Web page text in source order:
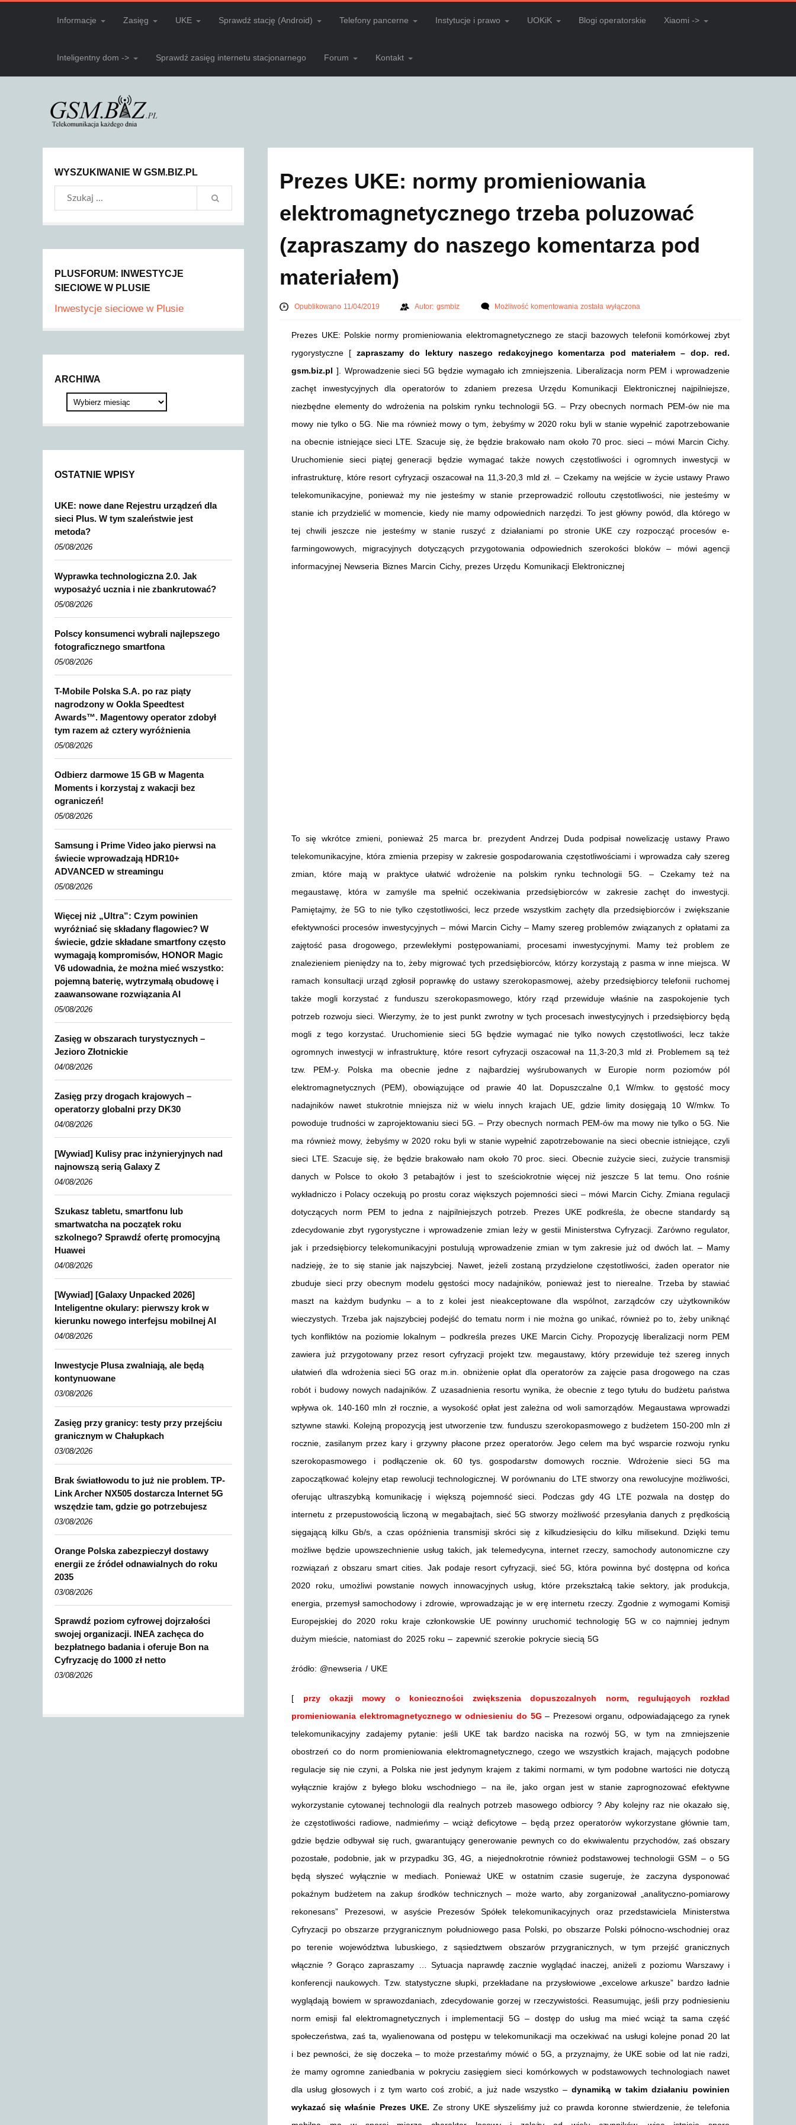
Informacje Zasięg UKE Sprawdź stację (Android) Telefony pancerne Instytucje i prawo UOKiK Blogi operatorskie Xiaomi ->
Inteligentny dom -> Sprawdź zasięg internetu stacjonarnego Forum Kontakt
Prezes UKE: normy promieniowania
elektromagnetycznego trzeba poluzować
(zapraszamy do naszego komentarza pod
materiałem)
Opublikowano 11/04/2019 Autor: gsmbiz Możliwość komentowaniazostała wyłączona
Prezes UKE: Polskie normy promieniowania elektromagnetycznego ze stacji bazowych telefonii komórkowej zbyt
rygorystyczne [ zapraszamy do lektury naszego redakcyjnego komentarza pod materiałem – dop. red.
gsm.biz.pl ]. Wprowadzenie sieci 5G będzie wymagało ich zmniejszenia. Liberalizacja norm PEM i wprowadzenie
zachęt inwestycyjnych dla operatorów to zdaniem prezesa Urzędu Komunikacji Elektronicznej najpilniejsze,
niezbędne elementy do wdrożenia na polskim rynku technologii 5G. – Przy obecnych normach PEM-ów nie ma
mowy nie tylko o 5G. Nie ma również mowy o tym, żebyśmy w 2020 roku byli w stanie wypełnić zapotrzebowanie
na obecnie istniejące sieci LTE. Szacuje się, że będzie brakowało nam około 70 proc. sieci – mówi Marcin Cichy.
Uruchomienie sieci piątej generacji będzie wymagać także nowych częstotliwości i ogromnych inwestycji w
infrastrukturę, które resort cyfryzacji oszacował na 11,3-20,3 mld zł. – Czekamy na wejście w życie ustawy Prawo
telekomunikacyjne, ponieważ my nie jesteśmy w stanie przeprowadzić rolloutu częstotliwości, nie jesteśmy w
stanie ich przydzielić w momencie, kiedy nie mamy odpowiednich narzędzi. To jest główny powód, dla którego w
tej chwili jeszcze nie jesteśmy w stanie ruszyć z działaniami po stronie UKE czy rozpocząć procesów e-
farmingowowych, migracyjnych dotyczących przygotowania odpowiednich szerokości bloków – mówi agencji
informacyjnej Newseria Biznes Marcin Cichy, prezes Urzędu Komunikacji Elektronicznej
To się wkrótce zmieni, ponieważ 25 marca br. prezydent Andrzej Duda podpisał nowelizację ustawy Prawo
telekomunikacyjne, która zmienia przepisy w zakresie gospodarowania częstotliwościami i wprowadza cały szereg
zmian, które mają w praktyce ułatwić wdrożenie na polskim rynku technologii 5G. – Czekamy też na
megaustawę, która w zamyśle ma spełnić oczekiwania przedsiębiorców w zakresie zachęt do inwestycji.
Pamiętajmy, że 5G to nie tylko częstotliwości, lecz przede wszystkim zachęty dla przedsiębiorców i zwiększanie
efektywności procesów inwestycyjnych – mówi Marcin Cichy – Mamy szereg problemów związanych z opłatami za
zajętość pasa drogowego, przewlekłymi postępowaniami, procesami inwestycyjnymi. Mamy też problem ze
znalezieniem pieniędzy na to, żeby migrować tych przedsiębiorców, którzy korzystają z pasma w inne miejsca. W
ramach konsultacji urząd zgłosił poprawkę do ustawy szerokopasmowej, ażeby przedsiębiorcy telefonii ruchomej
także mogli korzystać z funduszu szerokopasmowego, który rząd przewiduje właśnie na zaspokojenie tych
potrzeb rozwoju sieci. Wierzymy, że to jest punkt zwrotny w tych procesach inwestycyjnych i przedsiębiorcy będą
mogli z tego korzystać. Uruchomienie sieci 5G będzie wymagać nie tylko nowych częstotliwości, lecz także
ogromnych inwestycji w infrastrukturę, które resort cyfryzacji oszacował na 11,3-20,3 mld zł. Problemem są też
tzw. PEM-y. Polska ma obecnie jedne z najbardziej wyśrubowanych w Europie norm poziomów pól
elektromagnetycznych (PEM), obowiązujące od prawie 40 lat. Dopuszczalne 0,1 W/mkw. to gęstość mocy
nadajników nawet stukrotnie mniejsza niż w wielu innych krajach UE, gdzie limity dosięgają 10 W/mkw. To
powoduje trudności w zaprojektowaniu sieci 5G. – Przy obecnych normach PEM-ów ma mowy nie tylko o 5G. Nie
ma również mowy, żebyśmy w 2020 roku byli w stanie wypełnić zapotrzebowanie na sieci obecnie istniejące, czyli
sieci LTE. Szacuje się, że będzie brakowało nam około 70 proc. sieci. Obecnie zużycie sieci, zużycie transmisji
danych w Polsce to około 3 petabajtów i jest to sześciokrotnie więcej niż jeszcze 5 lat temu. Ono rośnie
wykładniczo i Polacy oczekują po prostu coraz większych pojemności sieci – mówi Marcin Cichy. Zmiana regulacji
dotyczących norm PEM to jedna z najpilniejszych potrzeb. Prezes UKE podkreśla, że obecne standardy są
zdecydowanie zbyt rygorystyczne i wprowadzenie zmian leży w gestii Ministerstwa Cyfryzacji. Zarówno regulator,
jak i przedsiębiorcy telekomunikacyjni postulują wprowadzenie zmian w tym zakresie już od dwóch lat. – Mamy
nadzieję, że to się stanie jak najszybciej. Nawet, jeżeli zostaną przydzielone częstotliwości, żaden operator nie
zbuduje sieci przy obecnym modelu gęstości mocy nadajników, ponieważ jest to nierealne. Trzeba by stawiać
maszt na każdym budynku – a to z kolei jest nieakceptowane dla wspólnot, zarządców czy użytkowników
wieczystych. Trzeba jak najszybciej podejść do tematu norm i nie można go unikać, również po to, żeby uniknąć
tych konfliktów na poziomie lokalnym – podkreśla prezes UKE Marcin Cichy. Propozycję liberalizacji norm PEM
zawiera już przygotowany przez resort cyfryzacji projekt tzw. megaustawy, który przewiduje też szereg innych
ułatwień dla wdrożenia sieci 5G oraz m.in. obniżenie opłat dla operatorów za zajęcie pasa drogowego na czas
robót i budowy nowych nadajników. Z uzasadnienia resortu wynika, że obecnie z tego tytułu do budżetu państwa
wpływa ok. 140-160 mln zł rocznie, a wysokość opłat jest zależna od woli samorządów. Megaustawa wprowadzi
sztywne stawki. Kolejną propozycją jest utworzenie tzw. funduszu szerokopasmowego z budżetem 150-200 mln zł
rocznie, zasilanym przez kary i grzywny płacone przez operatorów. Jego celem ma być wsparcie rozwoju rynku
szerokopasmowego i podłączenie ok. 60 tys. gospodarstw domowych rocznie. Wdrożenie sieci 5G ma
zapoczątkować kolejny etap rewolucji technologicznej. W porównaniu do LTE stworzy ona rewolucyjne możliwości,
oferując ultraszybką komunikację i większą pojemność sieci. Podczas gdy 4G LTE pozwala na dostęp do
internetu z przepustowością liczoną w megabajtach, sieć 5G stworzy możliwość przesyłania danych z prędkością
sięgającą kilku Gb/s, a czas opóźnienia transmisji skróci się z kilkudziesięciu do kilku milisekund. Dzięki temu
możliwe będzie upowszechnienie usług takich, jak telemedycyna, internet rzeczy, samochody autonomiczne czy
rozwiązań z obszaru smart cities. Jak podaje resort cyfryzacji, sieć 5G, która powinna być dostępna od końca
2020 roku, umożliwi powstanie nowych innowacyjnych usług, które przekształcą takie sektory, jak produkcja,
energia, przemysł samochodowy i zdrowie, wprowadzając je w erę internetu rzeczy. Zgodnie z wymogami Komisji
Europejskiej do 2020 roku kraje członkowskie UE powinny uruchomić technologię 5G w co najmniej jednym
dużym mieście, natomiast do 2025 roku – zapewnić szerokie pokrycie siecią 5G
źródło: @newseria / UKE
[ przy okazji mowy o konieczności zwiększenia dopuszczalnych norm, regulujących rozkład
promieniowania elektromagnetycznego w odniesieniu do 5G – Prezesowi organu, odpowiadającego za rynek
telekomunikacyjny zadajemy pytanie: jeśli UKE tak bardzo naciska na rozwój 5G, w tym na zmniejszenie
obostrzeń co do norm promieniowania elektromagnetycznego, czego we wszystkich krajach, mających podobne
regulacje się nie czyni, a Polska nie jest jedynym krajem z takimi normami, w tym podobne wartości nie dotyczą
wyłącznie krajów z byłego bloku wschodniego – na ile, jako organ jest w stanie zaprognozować efektywne
wykorzystanie cytowanej technologii dla realnych potrzeb masowego odbiorcy ? Aby kolejny raz nie okazało się,
że częstotliwości radiowe, nadmieńmy – wciąż deficytowe – będą przez operatorów wykorzystane głównie tam,
gdzie będzie odbywał się ruch, gwarantujący generowanie pewnych co do ekwiwalentu przychodów, zaś obszary
pozostałe, podobnie, jak w przypadku 3G, 4G, a niejednokrotnie również podstawowej technologii GSM – o 5G
będą słyszeć wyłącznie w mediach. Ponieważ UKE w ostatnim czasie sugeruje, że zaczyna dysponować
pokaźnym budżetem na zakup środków technicznych – może warto, aby zorganizował „analityczno-pomiarowy
rekonesans” Prezesowi, w asyście Prezesów Spółek telekomunikacyjnych oraz przedstawiciela Ministerstwa
Cyfryzacji po obszarze przygranicznym południowego pasa Polski, po obszarze Polski północno-wschodniej oraz
po terenie województwa lubuskiego, z sąsiedztwem obszarów przygranicznych, w tym przejść granicznych
włącznie ? Gorąco zapraszamy … Sytuacja naprawdę zacznie wyglądać inaczej, aniżeli z poziomu Warszawy i
konferencji naukowych. Tzw. statystyczne słupki, przekładane na przysłowiowe „excelowe arkusze” bardzo ładnie
wyglądają bowiem w sprawozdaniach, zdecydowanie gorzej w rzeczywistości. Reasumując, jeśli przy podniesieniu
norm emisji fal elektromagnetycznych i implementacji 5G – dostęp do usług ma mieć wciąż ta sama część
społeczeństwa, zaś ta, wyalienowana od postępu w telekomunikacji ma oczekiwać na usługi kolejne ponad 20 lat
i bez pewności, że się doczeka – to może przestańmy mówić o 5G, a przyznajmy, że UKE sobie od lat nie radzi,
że mamy ogromne zaniedbania w pokryciu zasięgiem sieci komórkowych w podstawowych technologiach nawet
dla usług głosowych i z tym warto coś zrobić, a już nade wszystko – dynamiką w takim działaniu powinien
wykazać się właśnie Prezes UKE. Ze strony UKE słyszeliśmy już co prawda koronne stwierdzenie, że telefonia
WYSZUKIWANIE W GSM.BIZ.PL
PLUSFORUM: INWESTYCJE
SIECIOWE W PLUSIE
Inwestycje sieciowe w Plusie
ARCHIWA
OSTATNIE WPISY
UKE: nowe dane Rejestru urządzeń dla
sieci Plus. W tym szaleństwie jest
metoda?
05/08/2026
Wyprawka technologiczna 2.0. Jak
wyposażyć ucznia i nie zbankrutować?
05/08/2026
Polscy konsumenci wybrali najlepszego
fotograficznego smartfona
05/08/2026
T-Mobile Polska S.A. po raz piąty
nagrodzony w Ookla Speedtest
Awards™. Magentowy operator zdobył
tym razem aż cztery wyróżnienia
05/08/2026
Odbierz darmowe 15 GB w Magenta
Moments i korzystaj z wakacji bez
ograniczeń!
05/08/2026
Samsung i Prime Video jako pierwsi na
świecie wprowadzają HDR10+
ADVANCED w streamingu
05/08/2026
Więcej niż „Ultra”: Czym powinien
wyróżniać się składany flagowiec? W
świecie, gdzie składane smartfony często
wymagają kompromisów, HONOR Magic
V6 udowadnia, że można mieć wszystko:
pojemną baterię, wytrzymałą obudowę i
zaawansowane rozwiązania AI
05/08/2026
Zasięg w obszarach turystycznych –
Jezioro Złotnickie
04/08/2026
Zasięg przy drogach krajowych –
operatorzy globalni przy DK30
04/08/2026
[Wywiad] Kulisy prac inżynieryjnych nad
najnowszą serią Galaxy Z
04/08/2026
Szukasz tabletu, smartfonu lub
smartwatcha na początek roku
szkolnego? Sprawdź ofertę promocyjną
Huawei
04/08/2026
[Wywiad] [Galaxy Unpacked 2026]
Inteligentne okulary: pierwszy krok w
kierunku nowego interfejsu mobilnej AI
04/08/2026
Inwestycje Plusa zwalniają, ale będą
kontynuowane
03/08/2026
Zasięg przy granicy: testy przy przejściu
granicznym w Chałupkach
03/08/2026
Brak światłowodu to już nie problem. TP-
Link Archer NX505 dostarcza Internet 5G
wszędzie tam, gdzie go potrzebujesz
03/08/2026
Orange Polska zabezpieczył dostawy
energii ze źródeł odnawialnych do roku
2035
03/08/2026
Sprawdź poziom cyfrowej dojrzałości
swojej organizacji. INEA zachęca do
bezpłatnego badania i oferuje Bon na
Cyfryzację do 1000 zł netto
03/08/2026